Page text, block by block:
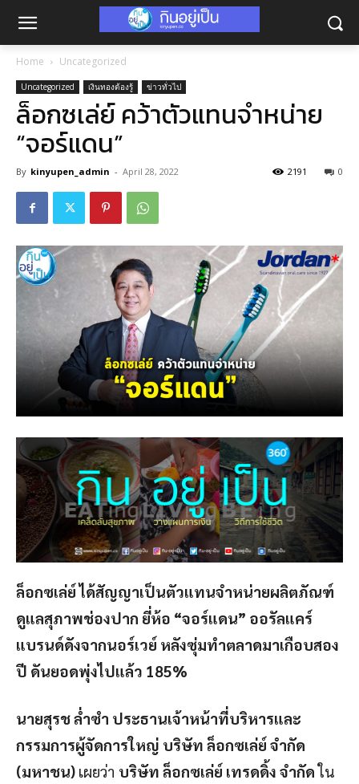
Home Uncategorized
Uncategorized เงินทองต้องรู้ ข่าวทั่วไป
ล็อกซเล่ย์ คว้าตัวแทนจำหน่าย
“จอร์แดน”
By kinyupen_admin - April 28, 2022 0
2191
ล็อกซเล่ย์ ได้สัญญาเป็นตัวแทนจำหน่ายผลิตภัณฑ์
ดูแลสุภาพช่องปาก ยี่ห้อ “จอร์แดน” ออรัลแคร์
แบรนด์ดังจากนอร์เวย์ หลังซุ่มทำตลาดมาเกือบสอง
ปี ดันยอดพุ่งไปแล้ว 185%
นายสุรช ล่ำซำ ประธานเจ้าหน้าที่บริหารและ
กรรมการผู้จัดการใหญ่ บริษัท ล็อกซเล่ย์ จำกัด
(มหาชน) เผยว่า บริษัท ล็อกซเล่ย์ เทรดดิ้ง จำกัดใน